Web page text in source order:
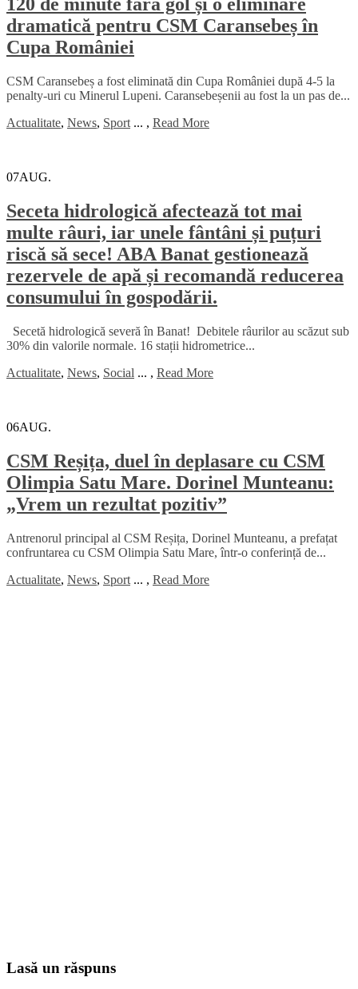
120 de minute fără gol și o eliminare
dramatică pentru CSM Caransebeș în
Cupa României
CSM Caransebeș a fost eliminată din Cupa României după 4-5 la
penalty-uri cu Minerul Lupeni. Caransebeșenii au fost la un pas de...
Actualitate, News, Sport ... , Read More
07AUG.
Seceta hidrologică afectează tot mai
multe râuri, iar unele fântâni și puțuri
riscă să sece! ABA Banat gestionează
rezervele de apă și recomandă reducerea
consumului în gospodării.
Secetă hidrologică severă în Banat! Debitele râurilor au scăzut sub
30% din valorile normale. 16 stații hidrometrice...
Actualitate, News, Social ... , Read More
06AUG.
CSM Reșița, duel în deplasare cu CSM
Olimpia Satu Mare. Dorinel Munteanu:
„Vrem un rezultat pozitiv”
Antrenorul principal al CSM Reșița, Dorinel Munteanu, a prefațat
confruntarea cu CSM Olimpia Satu Mare, într-o conferință de...
Actualitate, News, Sport ... , Read More
Lasă un răspuns